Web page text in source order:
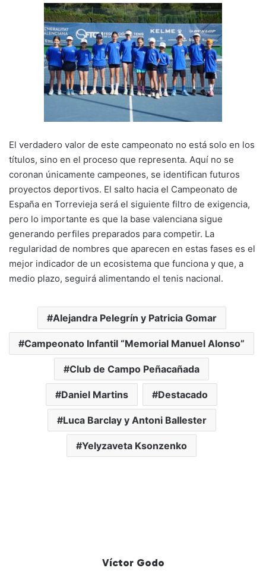
El verdadero valor de este campeonato no está solo en los
títulos, sino en el proceso que representa. Aquí no se
coronan únicamente campeones, se identifican futuros
proyectos deportivos. El salto hacia el Campeonato de
España en Torrevieja será el siguiente filtro de exigencia,
pero lo importante es que la base valenciana sigue
generando perfiles preparados para competir. La
regularidad de nombres que aparecen en estas fases es el
mejor indicador de un ecosistema que funciona y que, a
medio plazo, seguirá alimentando el tenis nacional.
Alejandra Pelegrín y Patricia Gomar
Campeonato Infantil “Memorial Manuel Alonso”
Club de Campo Peñacañada
Daniel Martins Destacado
Luca Barclay y Antoni Ballester
Yelyzaveta Ksonzenko
Víctor Godo